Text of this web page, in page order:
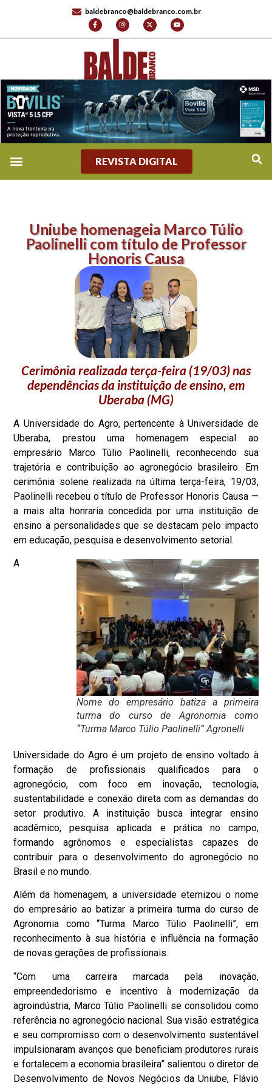
baldebranco@baldebranco.com.br
REVISTA DIGITAL
Uniube homenageia Marco Túlio
Paolinelli com título de Professor
Honoris Causa
Cerimônia realizada terça-feira (19/03) nas
dependências da instituição de ensino, em
Uberaba (MG)
A Universidade do Agro, pertencente à Universidade de
Uberaba, prestou uma homenagem especial ao
empresário Marco Túlio Paolinelli, reconhecendo sua
trajetória e contribuição ao agronegócio brasileiro. Em
cerimônia solene realizada na última terça-feira, 19/03,
Paolinelli recebeu o título de Professor Honoris Causa —
a mais alta honraria concedida por uma instituição de
ensino a personalidades que se destacam pelo impacto
em educação, pesquisa e desenvolvimento setorial.
Nome do empresário batiza a primeira
turma do curso de Agronomia como
“Turma Marco Túlio Paolinelli” Agronelli
A
Universidade do Agro é um projeto de ensino voltado à
formação de profissionais qualificados para o
agronegócio, com foco em inovação, tecnologia,
sustentabilidade e conexão direta com as demandas do
setor produtivo. A instituição busca integrar ensino
acadêmico, pesquisa aplicada e prática no campo,
formando agrônomos e especialistas capazes de
contribuir para o desenvolvimento do agronegócio no
Brasil e no mundo.
Além da homenagem, a universidade eternizou o nome
do empresário ao batizar a primeira turma do curso de
Agronomia como “Turma Marco Túlio Paolinelli”, em
reconhecimento à sua história e influência na formação
de novas gerações de profissionais.
“Com uma carreira marcada pela inovação,
empreendedorismo e incentivo à modernização da
agroindústria, Marco Túlio Paolinelli se consolidou como
referência no agronegócio nacional. Sua visão estratégica
e seu compromisso com o desenvolvimento sustentável
impulsionaram avanços que beneficiam produtores rurais
e fortalecem a economia brasileira” salientou o diretor de
Desenvolvimento de Novos Negócios da Uniube, Flávio